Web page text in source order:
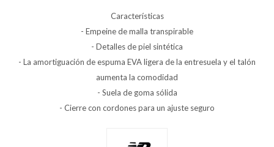
Características
- Empeine de malla transpirable
- Detalles de piel sintética
- La amortiguación de espuma EVA ligera de la entresuela y el talón
aumenta la comodidad
- Suela de goma sólida
- Cierre con cordones para un ajuste seguro